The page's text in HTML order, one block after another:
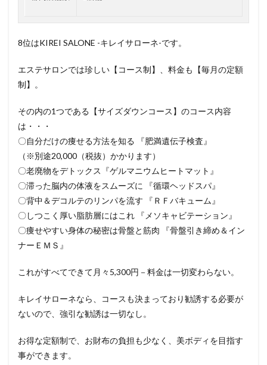
8位はKIREI SALONE -キレイサローネ-です。
エステサロンでは珍しい【コース制】、料金も【毎月の定額
制】。
その内の1つである【サイズダウンコース】のコース内容
は・・・
〇自分だけの痩せる方法を知る 『肥満遺伝子検査』
（※別途20,000（税抜）かかります）
〇老廃物をデトックス『ゲルマニウムヒートマット』
〇滞った脳内の体液をスムーズに 『循環ヘッドスパ』
〇背中＆デコルテのリンパを流す 『ＲＦバキューム』
〇しつこく厚い脂肪層にはこれ 『メソキャビテーション』
〇痩せやすい身体の秘密は骨盤と筋肉 『骨盤引き締め＆イン
ナーＥＭＳ』
これがすべてできて月々5,300円－料金は一切変わらない。
キレイサローネなら、コースも決まっており勧誘する必要が
ないので、強引な勧誘は一切なし。
お得な定額制で、お財布の負担も少なく、美ボディを目指す
事ができます。